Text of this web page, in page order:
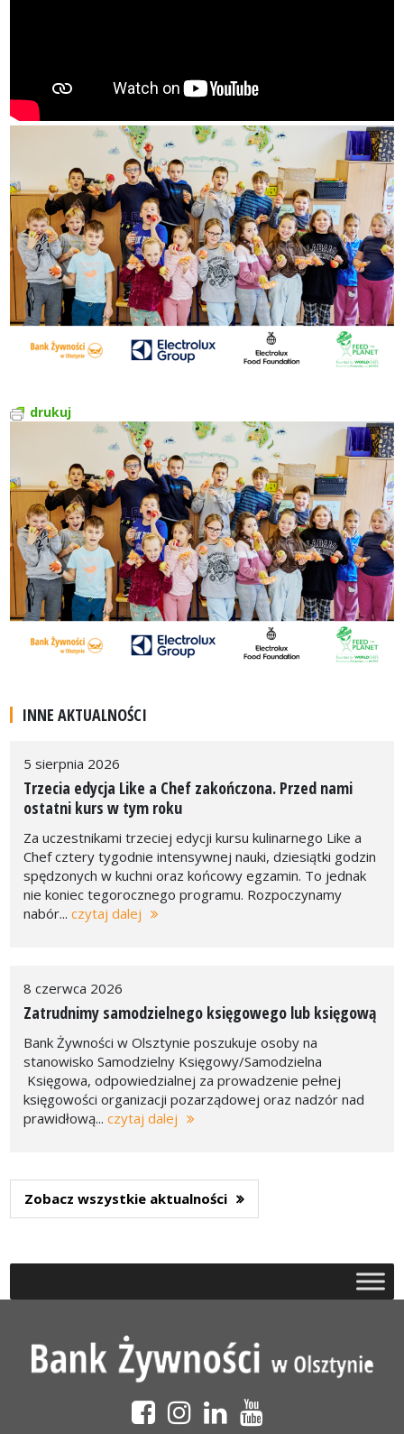
drukuj
INNE AKTUALNOŚCI
5 sierpnia 2026
Trzecia edycja Like a Chef zakończona. Przed nami
ostatni kurs w tym roku
Za uczestnikami trzeciej edycji kursu kulinarnego Like a
Chef cztery tygodnie intensywnej nauki, dziesiątki godzin
spędzonych w kuchni oraz końcowy egzamin. To jednak
nie koniec tegorocznego programu. Rozpoczynamy
nabór...czytaj dalej
8 czerwca 2026
Zatrudnimy samodzielnego księgowego lub księgową
Bank Żywności w Olsztynie poszukuje osoby na
stanowisko Samodzielny Księgowy/Samodzielna
Księgowa, odpowiedzialnej za prowadzenie pełnej
księgowości organizacji pozarządowej oraz nadzór nad
prawidłową...czytaj dalej
Zobacz wszystkie aktualności